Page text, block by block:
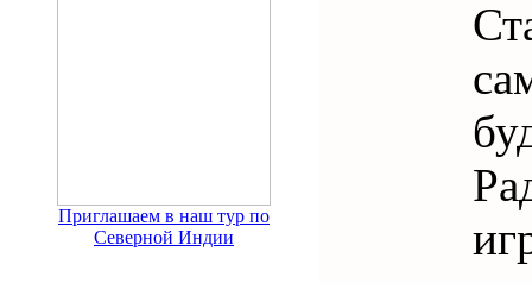
Приглашаем в наш тур по
Северной Индии